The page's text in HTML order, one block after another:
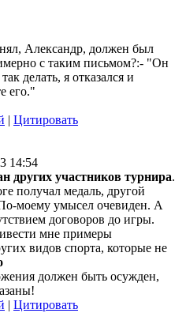
Александр, должен был
с таким письмом?:- "Он
делать, я отказался и
его."
| Цитировать
14:54
других участников турнира.
получал медаль, другой
моему умысел очевиден. А
договоров до игры.
мне примеры
видов спорта, которые не
должен быть осужден,
| Цитировать